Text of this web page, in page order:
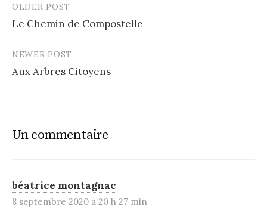
Post
navigation
OLDER POST
Le Chemin de Compostelle
NEWER POST
Aux Arbres Citoyens
Un commentaire
béatrice montagnac
8 septembre 2020 à 20 h 27 min